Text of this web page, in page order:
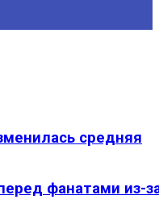
средняя
фанатами из-